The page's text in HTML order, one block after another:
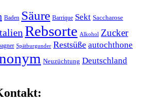
Baden Säure Barrique Sekt Saccharose
Rebsorte Alkohol Zucker
Spätburgunder Restsüße autochthone
Neuzüchtung Deutschland